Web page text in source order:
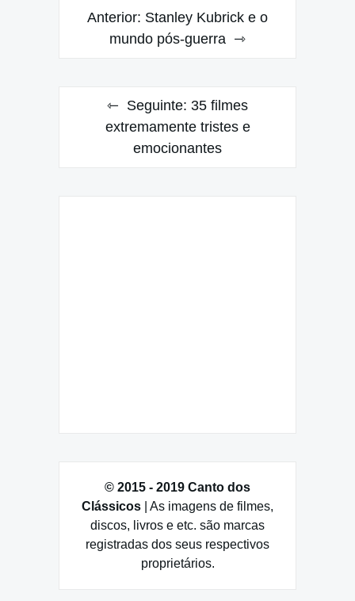
Navegação
Anterior: Stanley Kubrick e o
mundo pós-guerra
Seguinte: 35 filmes
extremamente tristes e
emocionantes
© 2015 - 2019 Canto dos
Clássicos | As imagens de filmes,
discos, livros e etc. são marcas
registradas dos seus respectivos
proprietários.